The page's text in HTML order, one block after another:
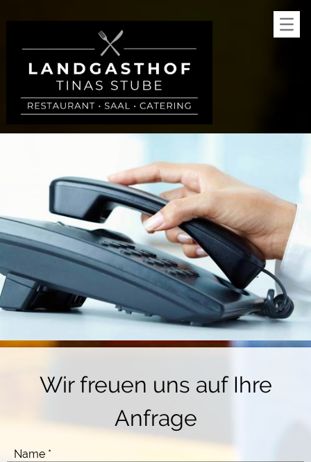
Wir freuen uns auf Ihre
Anfrage
Name